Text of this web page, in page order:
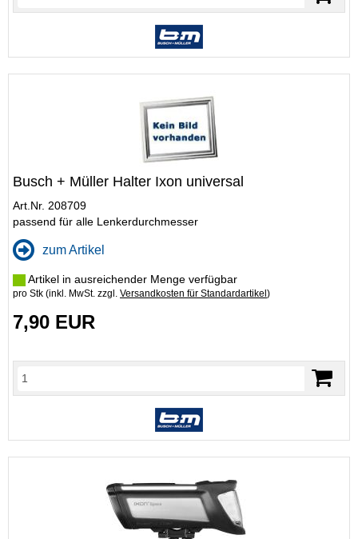
Busch + Müller Halter Ixon universal
Art.Nr. 208709
passend für alle Lenkerdurchmesser
zum Artikel
Artikel in ausreichender Menge verfügbar
pro Stk (inkl. MwSt. zzgl. Versandkosten für Standardartikel )
7,90 EUR